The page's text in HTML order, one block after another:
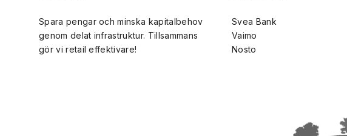
Spara pengar och minska kapitalbehov
genom delat infrastruktur. Tillsammans
gör vi retail effektivare!
Svea Bank
Vaimo
Nosto